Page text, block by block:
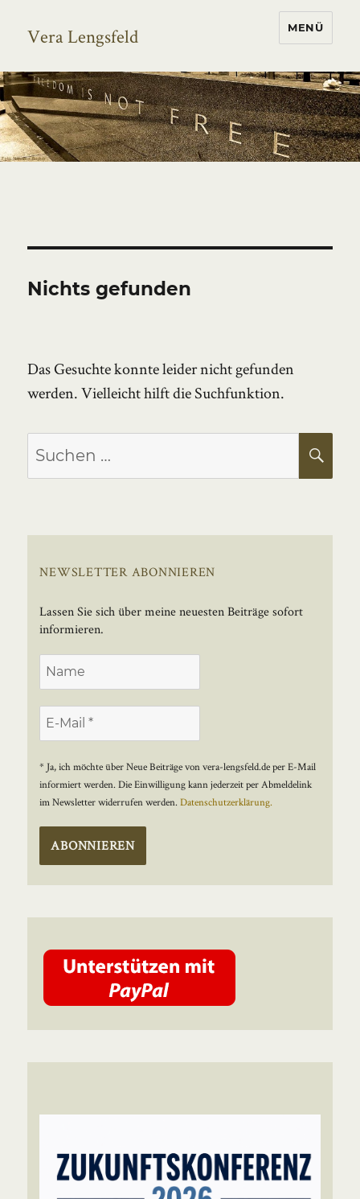
Vera Lengsfeld MENÜ
Nichts gefunden
Das Gesuchte konnte leider nicht gefunden
werden. Vielleicht hilft die Suchfunktion.
Suchen
nach:
NEWSLETTER ABONNIEREN
Lassen Sie sich über meine neuesten Beiträge sofort
informieren.
* Ja, ich möchte über Neue Beiträge von vera-lengsfeld.de per E-Mail
informiert werden. Die Einwilligung kann jederzeit per Abmeldelink
im Newsletter widerrufen werden.Datenschutzerklärung.